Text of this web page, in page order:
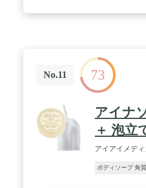
No.11 73
アイナ
＋ 泡立
アイアイメデ
ボディソープ 角